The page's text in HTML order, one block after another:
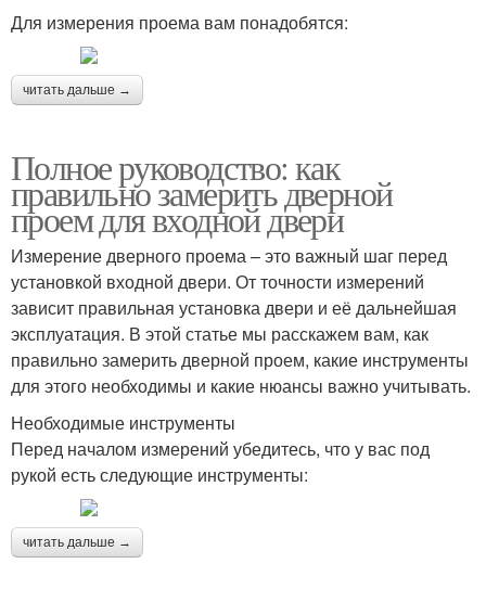
Для измерения проема вам понадобятся:
читать дальше →
Полное руководство: как
правильно замерить дверной
проем для входной двери
Измерение дверного проема – это важный шаг перед
установкой входной двери. От точности измерений
зависит правильная установка двери и её дальнейшая
эксплуатация. В этой статье мы расскажем вам, как
правильно замерить дверной проем, какие инструменты
для этого необходимы и какие нюансы важно учитывать.
Необходимые инструменты
Перед началом измерений убедитесь, что у вас под
рукой есть следующие инструменты:
читать дальше →